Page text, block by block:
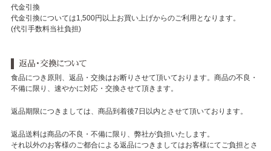
代金引換
代金引換については1,500円以上お買い上げからのご利用となります。
(代引手数料当社負担)
食品につき原則、返品・交換はお断りさせて頂いております。商品の不良・
不備に限り、速やかに対応・交換させて頂きます。
返品期限につきましては、商品到着後7日以内とさせて頂いております。
返品送料は商品の不良・不備に限り、弊社が負担いたします。
それ以外のお客様のご都合による返品につきましてはお客様にてご負担とさ